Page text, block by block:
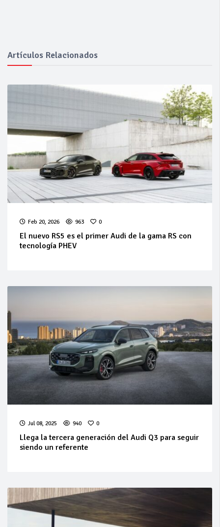
Artículos Relacionados
Feb 20, 2026 963 0
El nuevo RS5 es el primer Audi de la gama RS con
tecnología PHEV
Jul 08, 2025 940 0
Llega la tercera generación del Audi Q3 para seguir
siendo un referente